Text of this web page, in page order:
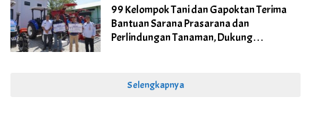
22 Juli 2026
99 Kelompok Tani dan Gapoktan Terima
Bantuan Sarana Prasarana dan
Perlindungan Tanaman, Dukung
Selengkapnya